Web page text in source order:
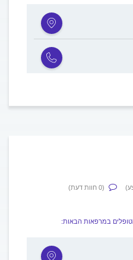
(0 חוות דעת)
במרפאות הבאות: